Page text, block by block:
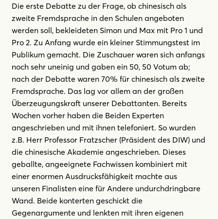
Die erste Debatte zu der Frage, ob chinesisch als
zweite Fremdsprache in den Schulen angeboten
werden soll, bekleideten Simon und Max mit Pro 1 und
Pro 2. Zu Anfang wurde ein kleiner Stimmungstest im
Publikum gemacht. Die Zuschauer waren sich anfangs
noch sehr uneinig und gaben ein 50, 50 Votum ab;
nach der Debatte waren 70% für chinesisch als zweite
Fremdsprache. Das lag vor allem an der großen
Überzeugungskraft unserer Debattanten. Bereits
Wochen vorher haben die Beiden Experten
angeschrieben und mit ihnen telefoniert. So wurden
z.B. Herr Professor Fratzscher (Präsident des DIW) und
die chinesische Akademie angeschrieben. Dieses
geballte, angeeignete Fachwissen kombiniert mit
einer enormen Ausdrucksfähigkeit machte aus
unseren Finalisten eine für Andere undurchdringbare
Wand. Beide konterten geschickt die
Gegenargumente und lenkten mit ihren eigenen